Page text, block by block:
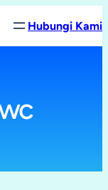
Hubungi Kami